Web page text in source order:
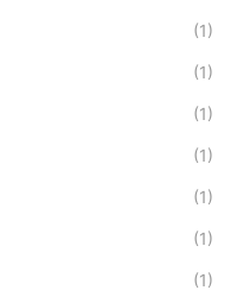
(1)
(1)
(1)
(1)
(1)
(1)
(1)